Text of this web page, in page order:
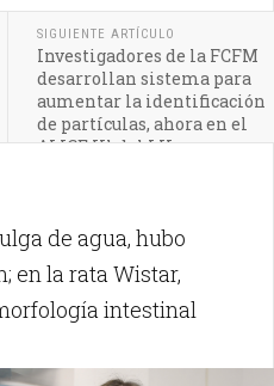
SIGUIENTE ARTÍCULO
Investigadores de la FCFM
desarrollan sistema para
aumentar la identificación
de partículas, ahora en el
ALICE IIl del LH
de agua, hubo
en la rata Wistar,
intestinal